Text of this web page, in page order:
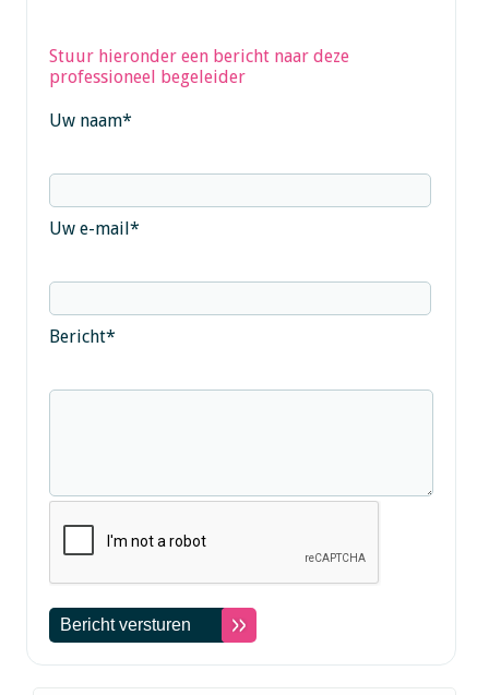
Stuur hieronder een bericht naar deze
professioneel begeleider
Uw naam*
Uw e-mail*
Bericht*